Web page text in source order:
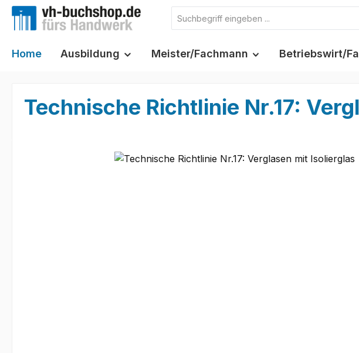
Hauptinhalt springen
Zur Suche springen
Zur Hauptnavigation springen
Home Ausbildung Meister/Fachmann Betriebswirt/
Technische Richtlinie Nr.17:
Bildergalerie überspringen